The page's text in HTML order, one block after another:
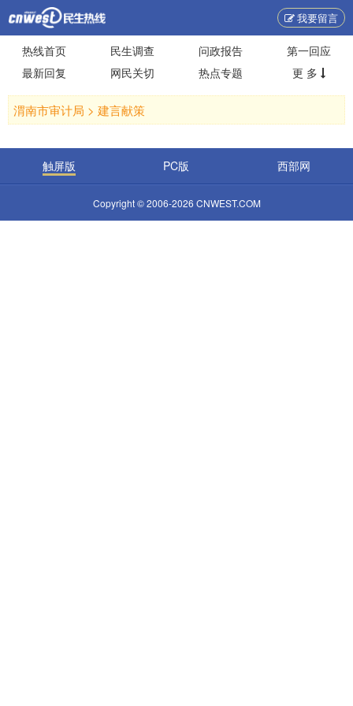
我要留言
热线首页 民生调查 问政报告
第一回应
最新回复
网民关切 热点专题 更 多
渭南市审计局 > 建言献策
触屏版 PC版 西部网
Copyright © 2006-2026 CNWEST.COM